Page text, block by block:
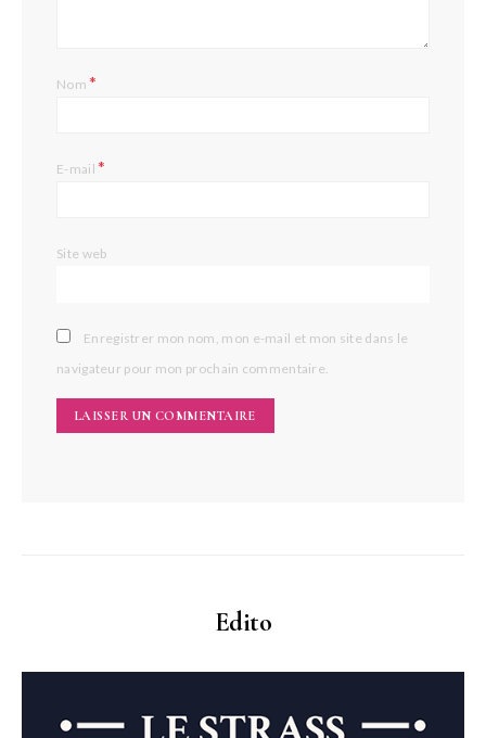
Nom*
E-mail*
Site web
Enregistrer mon nom, mon e-mail et mon site dans le
navigateur pour mon prochain commentaire.
Edito